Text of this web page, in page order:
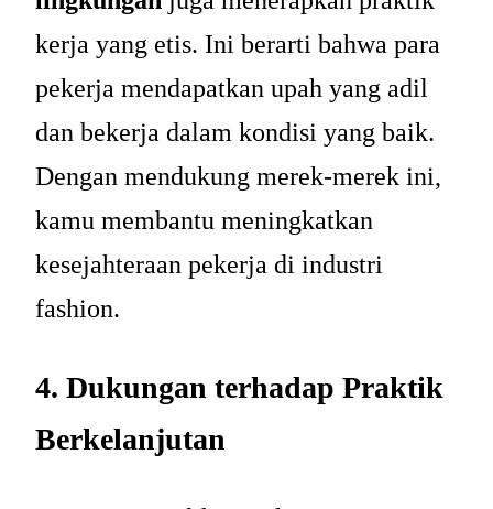
kerja yang etis. Ini berarti bahwa para
pekerja mendapatkan upah yang adil
dan bekerja dalam kondisi yang baik.
Dengan mendukung merek-merek ini,
kamu membantu meningkatkan
kesejahteraan pekerja di industri
fashion.
4. Dukungan terhadap Praktik
Berkelanjutan